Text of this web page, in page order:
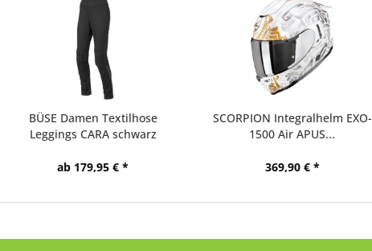
BÜSE Damen Textilhose
Leggings CARA schwarz
ab 179,95 € *
SCORPION Integralhelm EXO-
1500 Air APUS...
369,90 € *